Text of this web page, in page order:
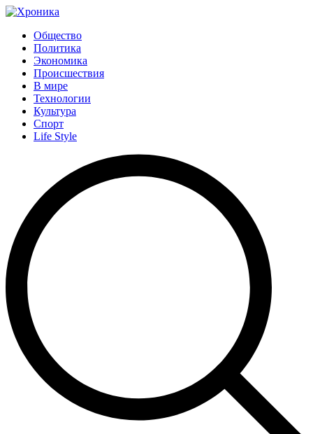
Общество
Политика
Экономика
Происшествия
В мире
Технологии
Культура
Спорт
Life Style